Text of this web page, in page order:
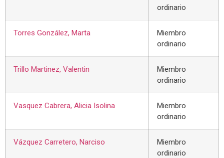
ordinario
Torres González, Marta
Miembro
ordinario
Trillo Martinez, Valentin
Miembro
ordinario
Vasquez Cabrera, Alicia Isolina
Miembro
ordinario
Vázquez Carretero, Narciso
Miembro
ordinario